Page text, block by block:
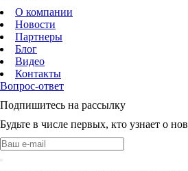
О компании
Новости
Партнеры
Блог
Видео
Контакты
Вопрос-ответ
Подпишитесь на рассылку
Будьте в числе первых, кто узнает о